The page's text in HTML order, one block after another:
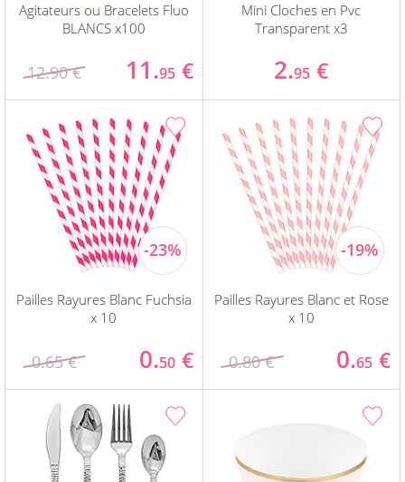
Agitateurs ou Bracelets Fluo
BLANCS x100
12.90 € 11.95 €
Mini Cloches en Pvc
Transparent x3
2.95 €
Pailles Rayures Blanc Fuchsia
x 10
0.65 € 0.50 €
Pailles Rayures Blanc et Rose
x 10
0.80 € 0.65 €